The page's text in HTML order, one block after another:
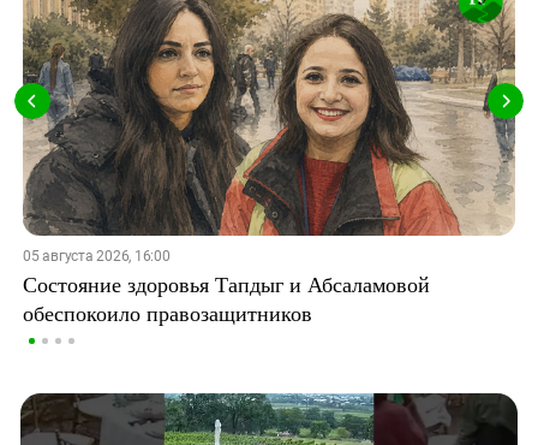
05 августа 2026, 16:00
Состояние здоровья Тапдыг и Абсаламовой
обеспокоило правозащитников